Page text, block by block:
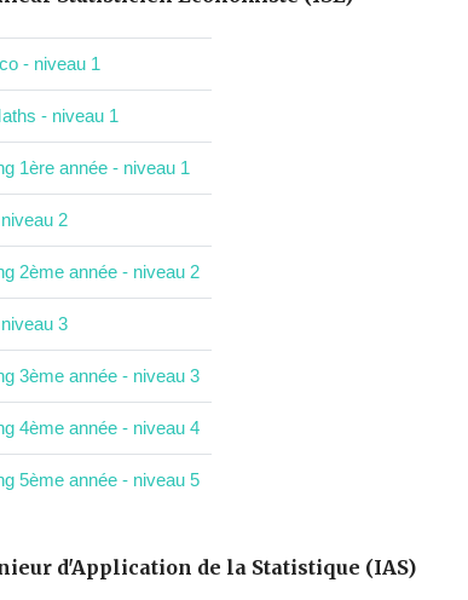
- niveau 1
- niveau 1
1ère année - niveau 1
2
2ème année - niveau 2
3
3ème année - niveau 3
4ème année - niveau 4
5ème année - niveau 5
d'Application de la Statistique (IAS)